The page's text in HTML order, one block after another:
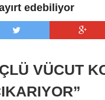
edebiliyor
VÜCUT